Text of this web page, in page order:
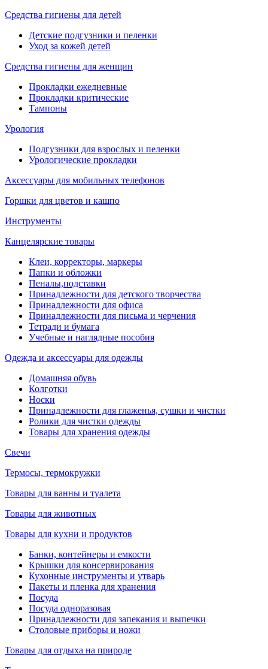
Средства гигиены для детей
Детские подгузники и пеленки
Уход за кожей детей
Средства гигиены для женщин
Прокладки ежедневные
Прокладки критические
Тампоны
Урология
Подгузники для взрослых и пеленки
Урологические прокладки
Аксессуары для мобильных телефонов
Горшки для цветов и кашпо
Инструменты
Канцелярские товары
Клеи, корректоры, маркеры
Папки и обложки
Пеналы,подставки
Принадлежности для детского творчества
Принадлежности для офиса
Принадлежности для письма и черчения
Тетради и бумага
Учебные и наглядные пособия
Одежда и аксессуары для одежды
Домашняя обувь
Колготки
Носки
Принадлежности для глаженья, сушки и чистки
Ролики для чистки одежды
Товары для хранения одежды
Свечи
Термосы, термокружки
Товары для ванны и туалета
Товары для животных
Товары для кухни и продуктов
Банки, контейнеры и емкости
Крышки для консервирования
Кухонные инструменты и утварь
Пакеты и пленка для хранения
Посуда
Посуда одноразовая
Принадлежности для запекания и выпечки
Столовые приборы и ножи
Товары для отдыха на природе